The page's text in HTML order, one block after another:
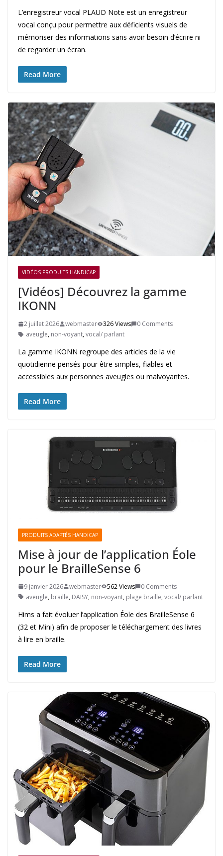
L’enregistreur vocal PLAUD Note est un enregistreur
vocal conçu pour permettre aux déficients visuels de
mémoriser des informations sans avoir besoin d’écrire ni
de regarder un écran.
Read More
VIDÉOS PRODUITS HANDICAP
[Vidéos] Découvrez la gamme
IKONN
2 juillet 2026 webmaster 326 Views
0 Comments
aveugle, non-voyant,vocal/ parlant
La gamme IKONN regroupe des articles de la vie
quotidienne pensés pour être simples, fiables et
accessibles aux personnes aveugles ou malvoyantes.
Read More
PRODUITS ADAPTÉS HANDICAP
Mise à jour de l’application Éole
pour le BrailleSense 6
9 janvier 2026 webmaster 562 Views
0 Comments
aveugle, braille, DAISY, non-voyant, plage braille,vocal/ parlant
Hims a fait évoluer l’application Éole des BrailleSense 6
(32 et Mini) afin de proposer le téléchargement des livres
à lire en braille.
Read More